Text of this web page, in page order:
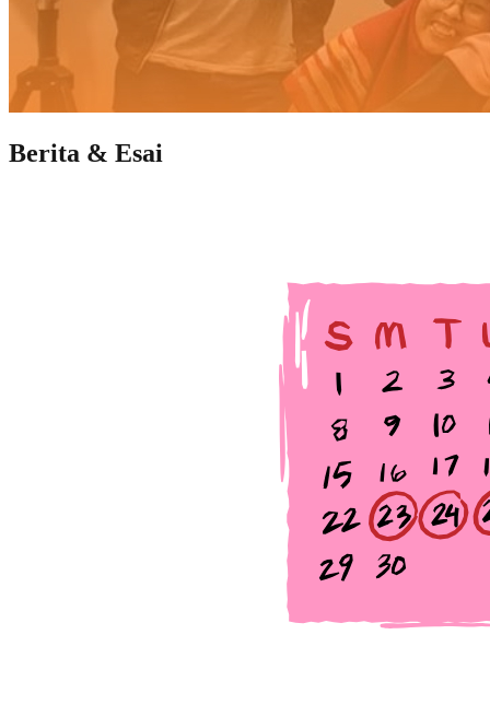
Berita & Esai